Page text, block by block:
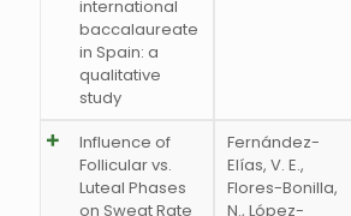
international
baccalaureate
in Spain: a
qualitative
study
Influence of
Follicular vs.
Luteal Phases
on Sweat Rate
Fernández-
Elías, V. E.,
Flores-Bonilla,
N., López-